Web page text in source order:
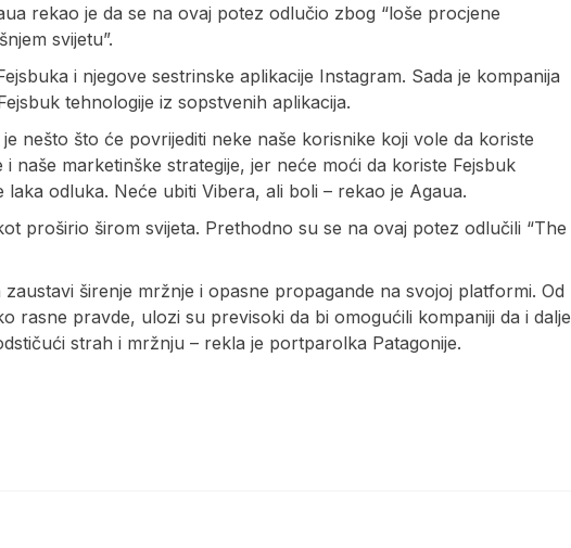
rekao je da se na ovaj potez odlučio zbog “loše procjene
svijetu”.
i njegove sestrinske aplikacije Instagram. Sada je kompanija
tehnologije iz sopstvenih aplikacija.
nešto što će povrijediti neke naše korisnike koji vole da koriste
naše marketinške strategije, jer neće moći da koriste Fejsbuk
odluka. Neće ubiti Vibera, ali boli – rekao je Agaua.
proširio širom svijeta. Prethodno su se na ovaj potez odlučili “The
širenje mržnje i opasne propagande na svojoj platformi. Od
rasne pravde, ulozi su previsoki da bi omogućili kompaniji da i dalje
strah i mržnju – rekla je portparolka Patagonije.